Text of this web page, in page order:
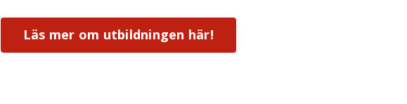
Läs mer om utbildningen här!